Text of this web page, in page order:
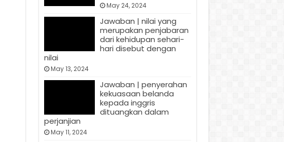
May 24, 2024
Jawaban | nilai yang
merupakan penjabaran
dari kehidupan sehari-
hari disebut dengan
nilai
May 13, 2024
Jawaban | penyerahan
kekuasaan belanda
kepada inggris
dituangkan dalam
perjanjian
May 11, 2024